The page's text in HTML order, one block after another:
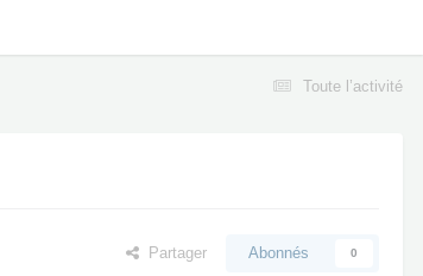
Toute l’activité
Partager Abonnés 0